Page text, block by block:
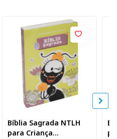
Bíblia Sagrada NTLH
para Criança